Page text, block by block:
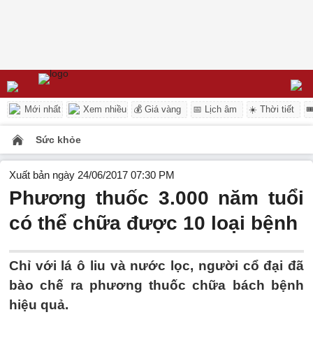
Mới nhất Xem nhiều 💰 Giá vàng 📅 Lịch âm ☀️ Thời tiết
Sức khỏe
Xuất bản ngày 24/06/2017 07:30 PM
Phương thuốc 3.000 năm tuổi
có thể chữa được 10 loại bệnh
Chỉ với lá ô liu và nước lọc, người cổ đại đã
bào chế ra phương thuốc chữa bách bệnh
hiệu quả.